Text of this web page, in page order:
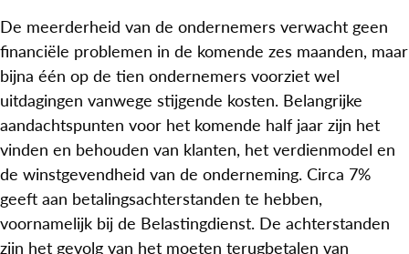
De meerderheid van de ondernemers verwacht geen
financiële problemen in de komende zes maanden, maar
bijna één op de tien ondernemers voorziet wel
uitdagingen vanwege stijgende kosten. Belangrijke
aandachtspunten voor het komende half jaar zijn het
vinden en behouden van klanten, het verdienmodel en
de winstgevendheid van de onderneming. Circa 7%
geeft aan betalingsachterstanden te hebben,
voornamelijk bij de Belastingdienst. De achterstanden
zijn het gevolg van het moeten terugbetalen van